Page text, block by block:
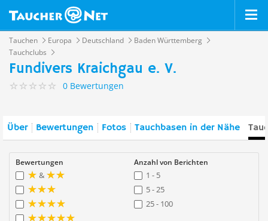
Tauchen Europa Deutschland
Baden Württemberg
Tauchclubs
Fundivers Kraichgau e. V.
0 Bewertungen
Über Bewertungen Fotos Tauchbasen in der Nähe
Bewertungen
&
Anzahl von Berichten
1 - 5
5 - 25
25 - 100